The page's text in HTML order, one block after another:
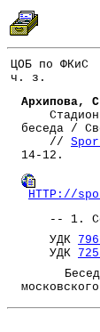
ЦОБ по ФКиС
ч. з.
Архипова,
Стадион
беседа /
//
14-12.
HTTP://
-- 1.
УДК
УДК
Беседа с